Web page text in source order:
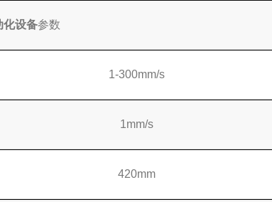
化设备参数
1-300mm/s
1mm/s
420mm